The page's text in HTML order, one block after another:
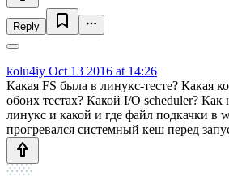
Reply
kolu4iy Oct 13 2016 at 14:26
Какая FS была в линукс-тесте? Какая
обоих тестах? Какой I/O scheduler? Как
линукс и какой и где файл подкачки в
прогревался системный кеш перед